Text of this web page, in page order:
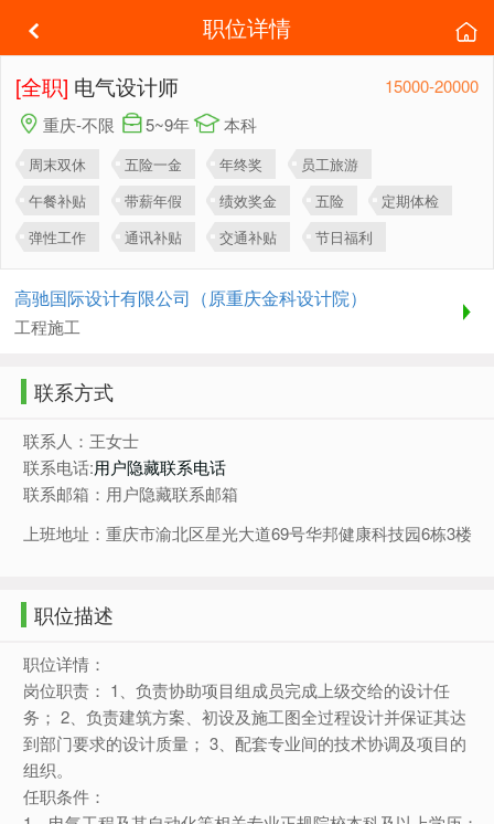
职位详情
[全职] 电气设计师
15000-20000
重庆-不限
5~9年 本科
周末双休 五险一金 年终奖
员工旅游
午餐补贴
带薪年假 绩效奖金 五险
定期体检
弹性工作
通讯补贴 交通补贴 节日福利
高驰国际设计有限公司（原重庆金科设计院）
工程施工
联系方式
联系人：王女士
联系电话:用户隐藏联系电话
联系邮箱：用户隐藏联系邮箱
上班地址：重庆市渝北区星光大道69号华邦健康科技园6栋3楼
职位描述
职位详情：
岗位职责： 1、负责协助项目组成员完成上级交给的设计任
务； 2、负责建筑方案、初设及施工图全过程设计并保证其达
到部门要求的设计质量； 3、配套专业间的技术协调及项目的
组织。
任职条件：